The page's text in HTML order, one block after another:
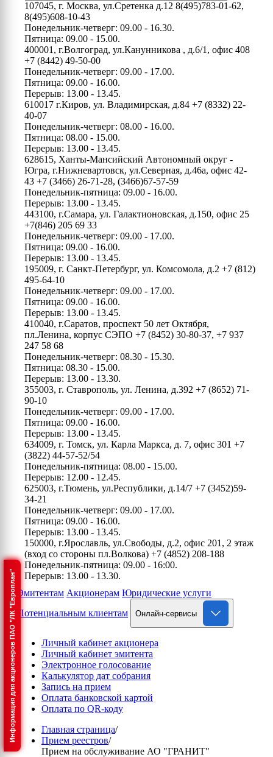
Информация для акционеров ПАО "ЛК "Европлан"
107045, г. Москва, ул.Сретенка д.12 8(495)783-01-62,
8(495)608-10-43
Понедельник-четверг: 09.00 - 16.30.
Пятница: 09.00 - 15.00.
400001, г.Волгоград, ул.Канунникова , д.6/1, офис 408
+7 (8442) 49-50-00
Понедельник-четверг: 09.00 - 17.00.
Пятница: 09.00 - 16.00.
Перерыв: 13.00 - 13.45.
610017 г.Киров, ул. Владимирская, д.84 +7 (8332) 22-
40-07
Понедельник-четверг: 08.00 - 16.00.
Пятница: 08.00 - 15.00.
Перерыв: 13.00 - 13.45.
628615, Ханты-Мансийский Автономный округ -
Югра, г.Нижневартовск, ул.Северная, д.46а, офис 42-
43 +7 (3466) 26-71-28, (3466)67-57-59
Понедельник-пятница: 09.00 - 16.00.
Перерыв: 13.00 - 13.45.
443100, г.Самара, ул. Галактионовская, д.150, офис 25
+7(846) 205 69 33
Понедельник-четверг: 09.00 - 17.00.
Пятница: 09.00 - 16.00.
Перерыв: 13.00 - 13.45.
195009, г. Санкт-Петербург, ул. Комсомола, д.2 +7 (812)
495-64-10
Понедельник-четверг: 09.00 - 17.00.
Пятница: 09.00 - 16.00.
Перерыв: 13.00 - 13.45.
410040, г.Саратов, проспект 50 лет Октября,
пл.Ленина, корпус СЭПО +7 (8452) 30-80-37, +7 937
247 58 68
Понедельник-четверг: 08.30 - 15.30.
Пятница: 08.30 - 15.00.
Перерыв: 13.00 - 13.30.
355003, г. Ставрополь, ул. Ленина, д.392 +7 (8652) 71-
90-10
Понедельник-четверг: 09.00 - 17.00.
Пятница: 09.00 - 16.00.
Перерыв: 13.00 - 13.45.
634009, г. Томск, ул. Карла Маркса, д. 7, офис 301 +7
(3822) 44-57-52/54
Понедельник-пятница: 08.00 - 15.00.
Перерыв: 12.00 - 12.45.
625003, г.Тюмень, ул.Республики, д.14/7 +7 (3452)59-
34-21
Понедельник-четверг: 09.00 - 17.00.
Пятница: 09.00 - 16.00.
Перерыв: 13.00 - 13.45.
150000, г.Ярославль, ул.Свободы, д.2, офис 201, 2 этаж
(вход со стороны пл.Волкова) +7 (4852) 208-188
Понедельник-пятница: 09.00 - 16:00.
Перерыв: 13.00 - 13.30.
Эмитентам Акционерам Юридические услуги
Потенциальным клиентам
Онлайн-сервисы
Личный кабинет акционера
Личный кабинет эмитента
Электронное голосование
Калькулятор дат собрания
Запись на прием
Оплата банковской картой
Оплата по QR-коду
Главная страница/
Прием реестров/
Прием на обслуживание АО "ГРАНИТ"